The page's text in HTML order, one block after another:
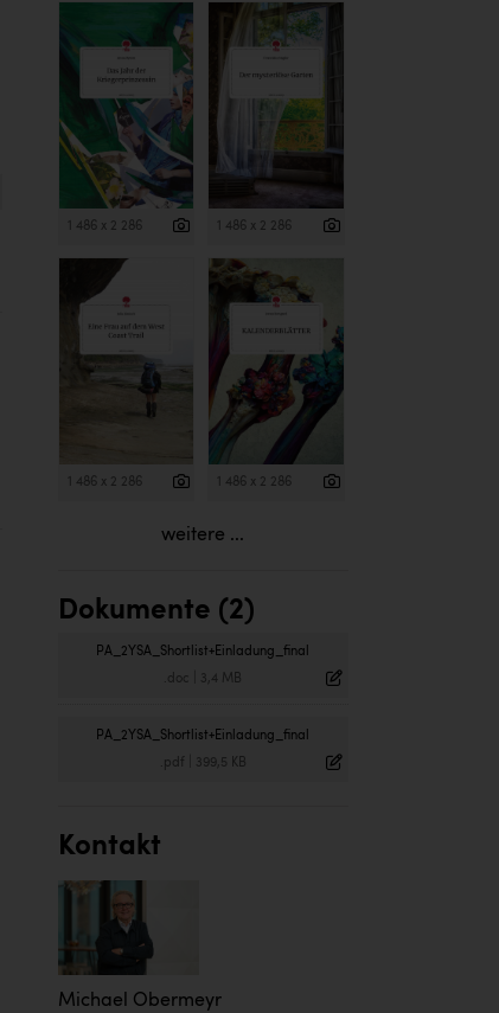
1 486 x 2 286 1 486 x 2 286
1 486 x 2 286 1 486 x 2 286
weitere ...
Dokumente (2)
PA_2YSA_Shortlist+Einladung_final
.doc 3,4 MB
PA_2YSA_Shortlist+Einladung_final
.pdf 399,5 KB
Kontakt
Michael Obermeyr